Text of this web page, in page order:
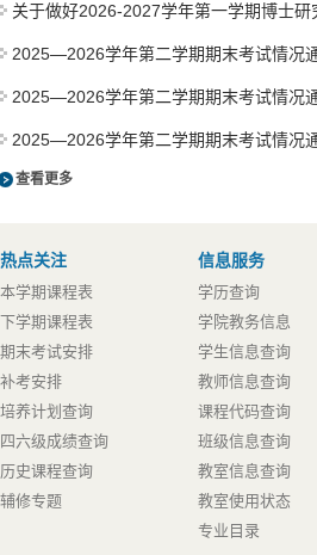
关于做好2026-2027学年第一学期博士研
2025—2026学年第二学期期末考试情况通
2025—2026学年第二学期期末考试情况通
2025—2026学年第二学期期末考试情况通
查看更多
热点关注
本学期课程表
下学期课程表
期末考试安排
补考安排
培养计划查询
四六级成绩查询
历史课程查询
辅修专题
信息服务
学历查询
学院教务信息
学生信息查询
教师信息查询
课程代码查询
班级信息查询
教室信息查询
教室使用状态
专业目录